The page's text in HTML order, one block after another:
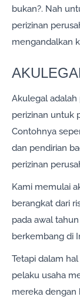
bukan?. Nah
perizinan
mengandalkan
Akulegal adalah
perizinan untuk
Contohnya
dan pendirian
perizinan
Kami memulai
berangkat dari
pada awal
berkembang di
Tetapi dalam
pelaku usaha
mereka dengan